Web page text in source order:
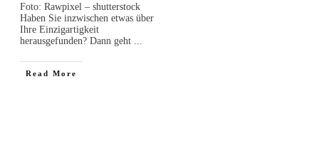
Foto: Rawpixel – shutterstock
Haben Sie inzwischen etwas über
Ihre Einzigartigkeit
herausgefunden? Dann geht
Read More